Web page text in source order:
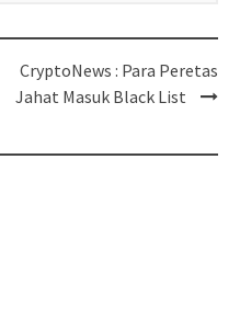
CryptoNews : Para Peretas
Jahat Masuk Black List